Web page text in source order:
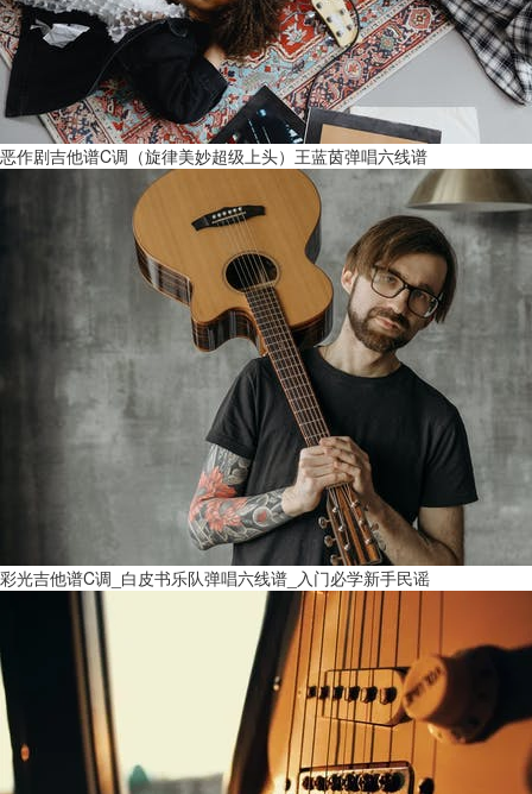
恶作剧吉他谱C调（旋律美妙超级上头）王蓝茵弹唱六线谱
彩光吉他谱C调_白皮书乐队弹唱六线谱_入门必学新手民谣